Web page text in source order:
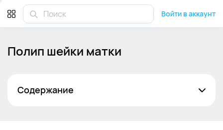
Войти в аккаунт
Полип шейки матки
Содержание